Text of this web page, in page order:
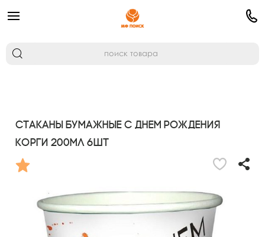
Стаканы бумажные С Днем Рождения
Корги 200мл 6шт